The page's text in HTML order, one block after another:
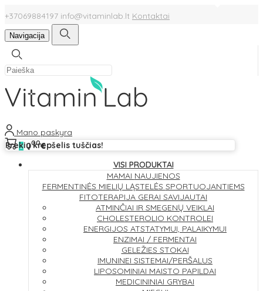
+37069884197 info@vitaminlab.lt Kontaktai
Navigacija
Mano paskyra
0 000€
Prekių krepšelis tuščias!
VISI PRODUKTAI
MAMAI NAUJIENOS
FERMENTINĖS MIELIŲ LĄSTELĖS SPORTUOJANTIEMS
FITOTERAPIJA GERAI SAVIJAUTAI
ATMINČIAI IR SMEGENŲ VEIKLAI
CHOLESTEROLIO KONTROLEI
ENERGIJOS ATSTATYMUI, PALAIKYMUI
ENZIMAI / FERMENTAI
GELEŽIES STOKAI
IMUNINEI SISTEMAI/PERŠALUS
LIPOSOMINIAI MAISTO PAPILDAI
MEDICININIAI GRYBAI